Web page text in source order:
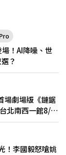
！AI降噪、世
？
場劇場版《鏈鋸
北南西一館8/6
！李國毅怒嗆姚